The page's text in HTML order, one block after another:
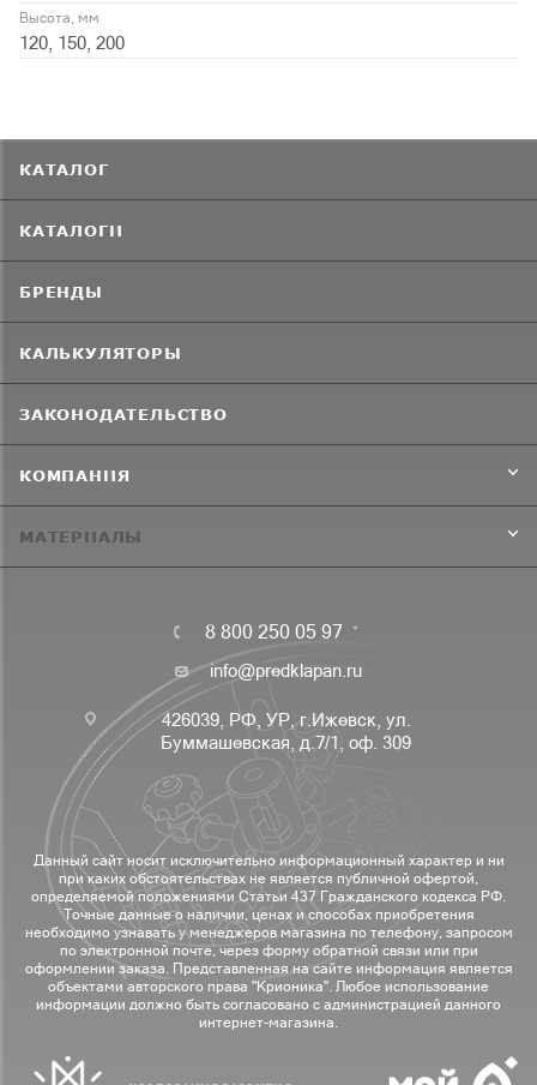
Высота, мм
120, 150, 200
КАТАЛОГ
КАТАЛОГИ
БРЕНДЫ
КАЛЬКУЛЯТОРЫ
ЗАКОНОДАТЕЛЬСТВО
КОМПАНИЯ
МАТЕРИАЛЫ
8 800 250 05 97
info@predklapan.ru
426039, РФ, УР, г.Ижевск, ул.
Буммашевская, д.7/1, оф. 309
Данный сайт носит исключительно информационный характер и ни
при каких обстоятельствах не является публичной офертой,
определяемой положениями Статьи 437 Гражданского кодекса РФ.
Точные данные о наличии, ценах и способах приобретения
необходимо узнавать у менеджеров магазина по телефону, запросом
по электронной почте, через форму обратной связи или при
оформлении заказа. Представленная на сайте информация является
объектами авторского права "Крионика". Любое использование
информации должно быть согласовано с администрацией данного
интернет-магазина.